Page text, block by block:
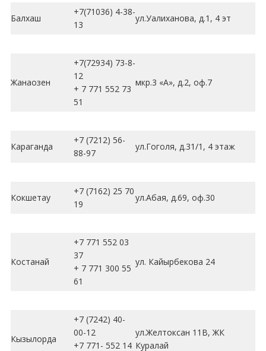
Балхаш
+7(71036) 4-38-
13
ул.Уалиханова, д.1, 4 эт
Жанаозен
+7(72934) 73-8-
12
+ 7 771 552 73
51
мкр.3 «А», д.2, оф.7
Караганда
+7 (7212) 56-
88-97
ул.Гоголя, д.31/1, 4 этаж
Кокшетау
+7 (7162) 25 70
19
ул.Абая, д.69, оф.30
Костанай
+7 771 552 03
37
+ 7 771 300 55
61
ул. Кайырбекова 24
Кызылорда
+7 (7242) 40-
00-12
+7 771- 552 14
ул.Желтоксан 11В, ЖК
Куралай